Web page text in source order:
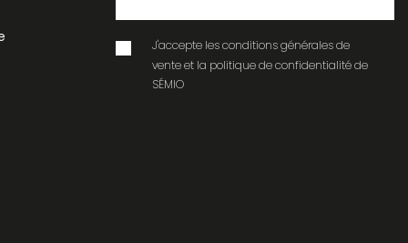
J'accepte lesconditions générales de
venteet la politique de confidentialitéde
SÉMIO